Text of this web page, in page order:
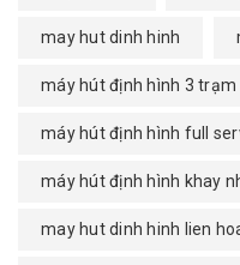
may hut dinh hinh
máy hút định hình 3 trạm
máy hút định hình full
máy hút định hình khay
may hut dinh hinh lien